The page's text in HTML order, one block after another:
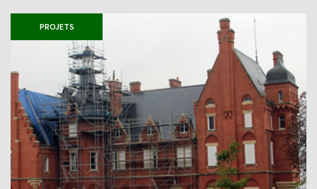
PROJETS